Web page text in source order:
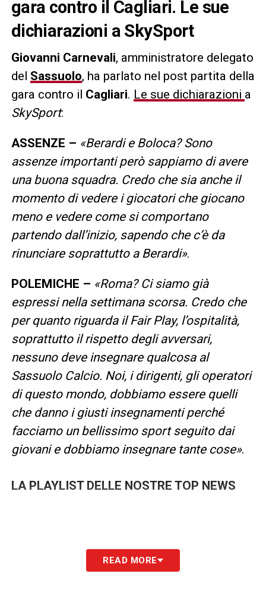
gara contro il Cagliari. Le sue
dichiarazioni a SkySport
Giovanni Carnevali, amministratore delegato
del Sassuolo, ha parlato nel post partita della
gara contro il Cagliari. Le sue dichiarazioni a
SkySport:
ASSENZE – «Berardi e Boloca? Sono
assenze importanti però sappiamo di avere
una buona squadra. Credo che sia anche il
momento di vedere i giocatori che giocano
meno e vedere come si comportano
partendo dall’inizio, sapendo che c’è da
rinunciare soprattutto a Berardi».
POLEMICHE – «Roma? Ci siamo già
espressi nella settimana scorsa. Credo che
per quanto riguarda il Fair Play, l’ospitalità,
soprattutto il rispetto degli avversari,
nessuno deve insegnare qualcosa al
Sassuolo Calcio. Noi, i dirigenti, gli operatori
di questo mondo, dobbiamo essere quelli
che danno i giusti insegnamenti perché
facciamo un bellissimo sport seguito dai
giovani e dobbiamo insegnare tante cose».
LA PLAYLIST DELLE NOSTRE TOP NEWS
READ MORE